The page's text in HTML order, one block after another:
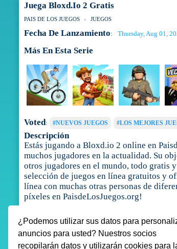
¿Podemos utilizar sus datos para
anuncios para usted? Nuestros socios
recopilarán datos y utilizarán cookies para
Juega Bloxd.io 2 Gratis
PAIS DE LOS JUEGOS JUEGOS
Fecha De Lanzamiento: Thursday, Aug 01,
Más En Esta Serie
Voted: #NUEVOS JUEGOS #LOS MEJORES
Descripción
Estás jugando a Bloxd.io 2 online en
muchos jugadores en la actualidad. Su
otros jugadores en el mundo, todo gratis
selección de juegos en línea gratuitos y
línea con muchas otras personas de
píxeles en PaisdeLosJuegos.org!
Tags JUEGOS DE MINECRAFT JUEGOS DE